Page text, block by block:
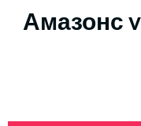
Амазонс